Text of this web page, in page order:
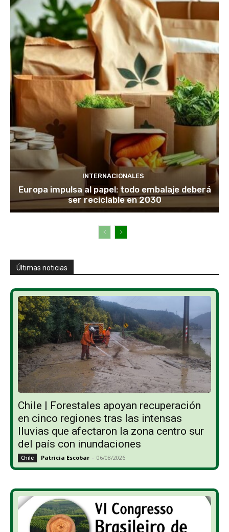
INTERNACIONALES
Europa impulsa al papel: todo embalaje deberá
ser reciclable en 2030
Últimas noticias
Chile | Forestales apoyan recuperación
en cinco regiones tras las intensas
lluvias que afectaron la zona centro sur
del país con inundaciones
Chile Patricia Escobar - 06/08/2026